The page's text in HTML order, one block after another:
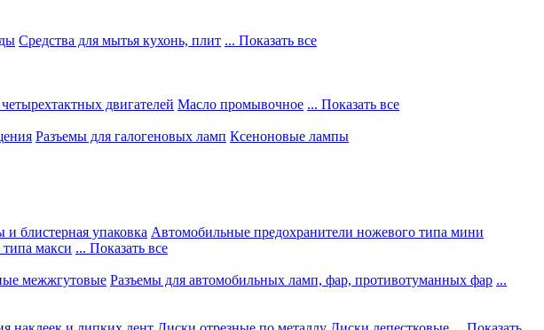
Средства для мытья кухонь, плит ... Показать все
двигателей Масло промывочное ... Показать все
Разъемы для галогеновых ламп Ксеноновые лампы
блистерная упаковка Автомобильные предохранители ножевого типа мини
макси ... Показать все
межжгутовые Разъемы для автомобильных ламп, фар, противотуманных фар ...